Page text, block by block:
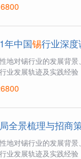
年中国锡行业深
地对锡行业的发展背
业发展轨迹及实践经
全景梳理与招商
地对锡行业的发展背
业发展轨迹及实践经